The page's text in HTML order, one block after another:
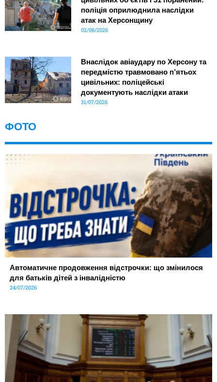
поліція оприлюднила наслідки
атак на Херсонщину
02/08/2026
Внаслідок авіаудару по Херсону та
передмістю травмовано п’ятьох
цивільних: поліцейські
документують наслідки атаки
31/07/2026
ФОТО
Автоматичне продовження відстрочки: що змінилося
для батьків дітей з інвалідністю
24/07/2026